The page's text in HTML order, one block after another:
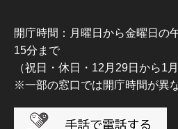
開庁時間：月曜日から金曜日の
15分まで
（祝日・休日・12月29日から1
※一部の窓口では開庁時間が異